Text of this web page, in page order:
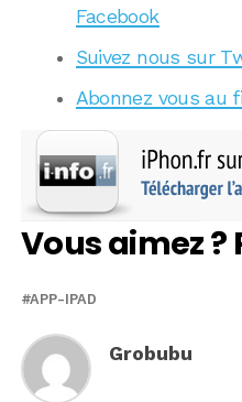
Facebook
Suivez nous sur
Abonnez vous au
Vous aimez ?
APP-IPAD
Grobubu